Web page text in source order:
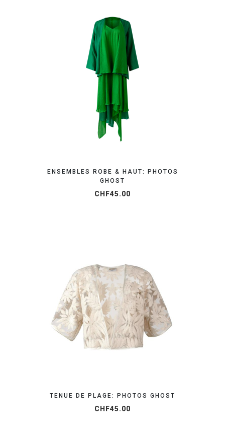
OBTENEZ VOTRE DEVIS EN 24H
ENSEMBLES ROBE & HAUT: PHOTOS
GHOST
CHF45.00
OBTENEZ VOTRE DEVIS EN 24H
TENUE DE PLAGE: PHOTOS GHOST
CHF45.00